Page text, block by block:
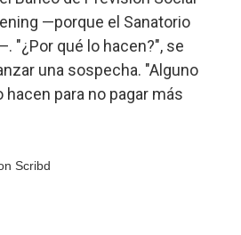
—porque el Sanatorio
"¿Por qué lo hacen?", se
una sospecha. "Alguno
para no pagar más
Scribd